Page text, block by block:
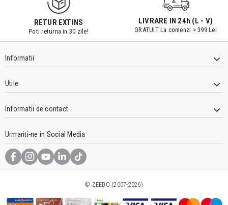
RETUR EXTINS
Poti returna in 30 zile!
LIVRARE IN 24h (L - V)
GRATUIT La comenzi > 399 Lei
Informatii
Utile
Informatii de contact
Urmariti-ne in Social Media
© ZEEDO (2007-2026)